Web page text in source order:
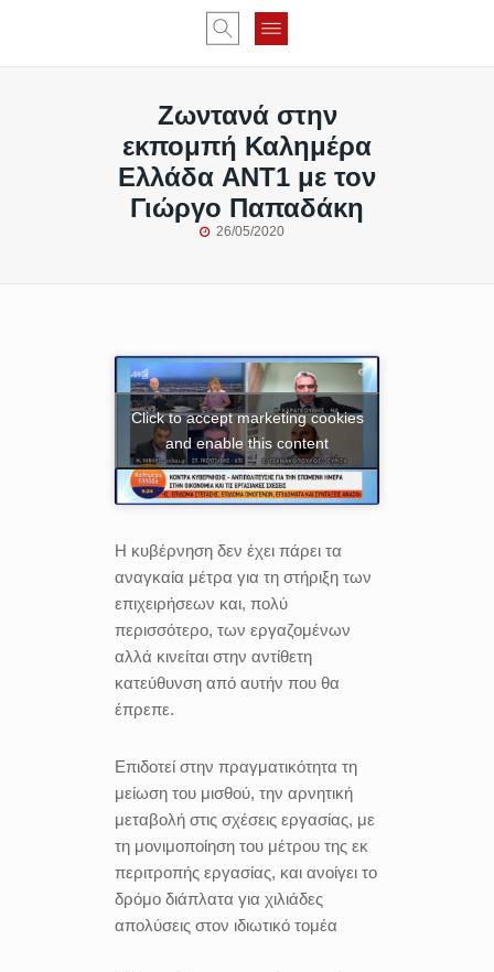
Ζωντανά στην
εκπομπή Καλημέρα
Ελλάδα ANT1 με τον
Γιώργο Παπαδάκη
26/05/2020
Click to accept marketing cookies
and enable this content
H κυβέρνηση δεν έχει πάρει τα
αναγκαία μέτρα για τη στήριξη των
επιχειρήσεων και, πολύ
περισσότερο, των εργαζομένων
αλλά κινείται στην αντίθετη
κατεύθυνση από αυτήν που θα
έπρεπε.
Επιδοτεί στην πραγματικότητα τη
μείωση του μισθού, την αρνητική
μεταβολή στις σχέσεις εργασίας, με
τη μονιμοποίηση του μέτρου της εκ
περιτροπής εργασίας, και ανοίγει το
δρόμο διάπλατα για χιλιάδες
απολύσεις στον ιδιωτικό τομέα